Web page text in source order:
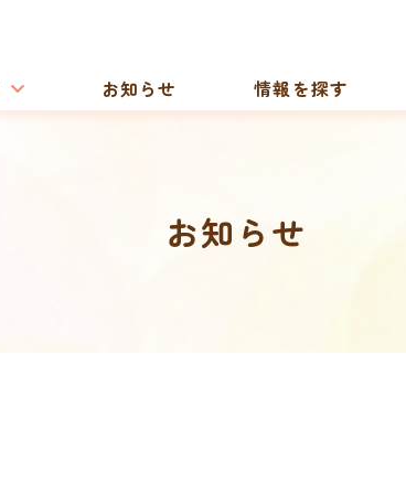
お知らせ 情報を探す
お知らせ